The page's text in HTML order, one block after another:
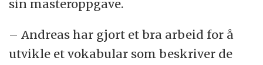
sin masteroppgave.
– Andreas har gjort et bra arbeid for å
utvikle et vokabular som beskriver de